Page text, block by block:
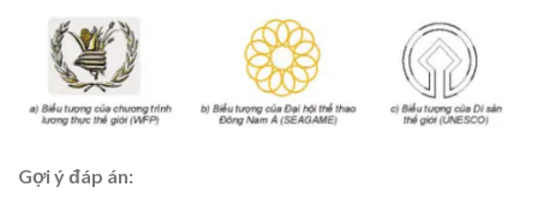
Gợi ý đáp án: